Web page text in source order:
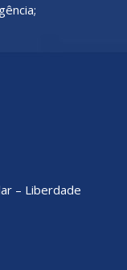
– Liberdade